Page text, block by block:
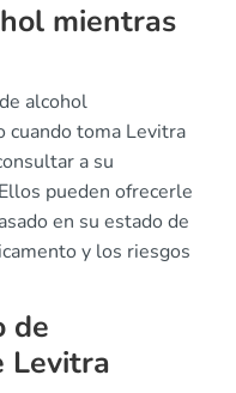
mientras
alcohol
cuando toma Levitra
a su
pueden ofrecerle
en su estado de
y los riesgos
de
Levitra